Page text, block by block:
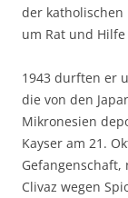
der katholischen
um Rat und
1943 durften er
die von den
Mikronesien
Kayser am 21.
Gefangenschaft,
Clivaz wegen